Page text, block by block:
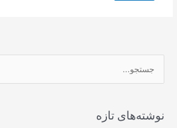
نوشته‌های تازه